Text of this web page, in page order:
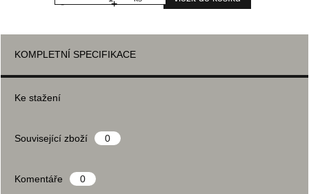
- +
KOMPLETNÍ SPECIFIKACE
Ke stažení
Související zboží 0
Komentáře 0